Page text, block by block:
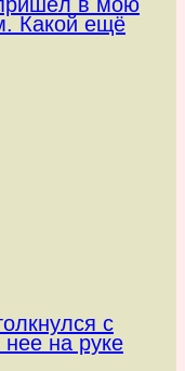
Какой ещё
с
на руке